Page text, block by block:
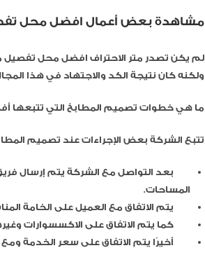
مشاهدة بعض أعمال افضل محل
لم يكن تصدر متر الاحتراف افضل محل تفصيل
ولكنه كان نتيجة الكد والاجتهاد في هذا
ما هي خطوات تصميم المطابخ التي تتبعها
تتبع الشركة بعض الإجراءات عند تصميم
بعد التواصل مع الشركة يتم إرسال
المساحات.
يتم الاتفاق مع العميل على الخامة
كما يتم الاتفاق على الاكسسوارات
أخيرًا يتم الاتفاق على سعر الخدمة